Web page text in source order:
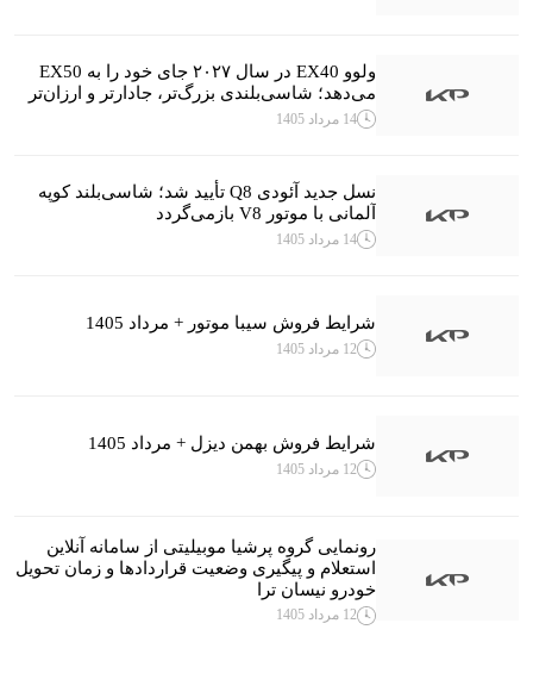
ولوو EX40 در سال ۲۰۲۷ جای خود را به EX50
می‌دهد؛ شاسی‌بلندی بزرگ‌تر، جادارتر و ارزان‌تر
14 مرداد 1405
نسل جدید آئودی Q8 تأیید شد؛ شاسی‌بلند کوپه
آلمانی با موتور V8 بازمی‌گردد
14 مرداد 1405
شرایط فروش سیبا موتور + مرداد 1405
12 مرداد 1405
شرایط فروش بهمن دیزل + مرداد 1405
12 مرداد 1405
رونمایی گروه پرشیا موبیلیتی از سامانه آنلاین
استعلام و پیگیری وضعیت قراردادها و زمان تحویل
خودرو نیسان ترا
12 مرداد 1405